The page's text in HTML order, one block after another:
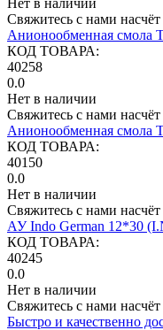
Свяжитесь с нами
Анионообменная смола
КОД ТОВАРА:
40258
0.0
Нет в наличии
Свяжитесь с нами
Анионообменная смола
КОД ТОВАРА:
40150
0.0
Нет в наличии
Свяжитесь с нами
АУ Indo German 12*30
КОД ТОВАРА:
40245
0.0
Нет в наличии
Свяжитесь с нами
Быстро и качественно